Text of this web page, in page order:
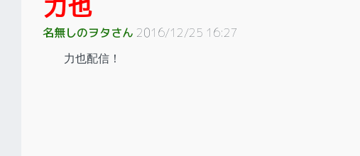
力也
名無しのヲタさん 2016/12/25 16:27
力也配信！